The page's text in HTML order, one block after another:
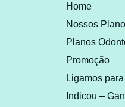
Home
Nossos
Planos
Promoção
Ligamos
Indicou –